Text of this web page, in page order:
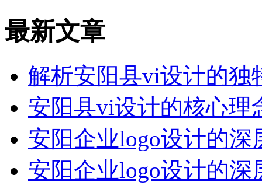
最新文章
解析安阳县vi设计的独
安阳县vi设计的核心理
安阳企业logo设计的深
安阳企业logo设计的深